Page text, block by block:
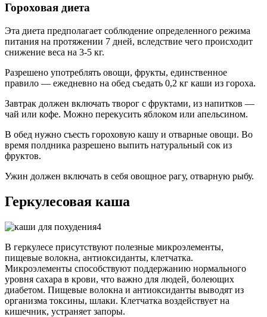
Гороховая диета
Эта диета предполагает соблюдение определенного режима
питания на протяжении 7 дней, вследствие чего происходит
снижение веса на 3-5 кг.
Разрешено употреблять овощи, фрукты, единственное
правило — ежедневно на обед съедать 0,2 кг каши из гороха.
Завтрак должен включать творог с фруктами, из напитков —
чай или кофе. Можно перекусить яблоком или апельсином.
В обед нужно съесть гороховую кашу и отварные овощи. Во
время полдника разрешено выпить натуральный сок из
фруктов.
Ужин должен включать в себя овощное рагу, отварную рыбу.
Геркулесовая каша
В геркулесе присутствуют полезные микроэлементы,
пищевые волокна, антиоксиданты, клетчатка.
Микроэлементы способствуют поддержанию нормального
уровня сахара в крови, что важно для людей, болеющих
диабетом. Пищевые волокна и антиоксиданты выводят из
организма токсины, шлаки. Клетчатка воздействует на
кишечник, устраняет запоры.